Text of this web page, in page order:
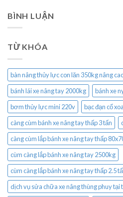
BÌNH LUẬN
TỪ KHÓA
bàn nâng thủy lực con lăn 350kg nâng
bánh lái xe nâng tay 2000kg
bánh xe
bơm thủy lực mini 220v
bạc đạn cổ
càng cùm bánh xe nâng tay thấp 3 tấn
càng cùm lắp bánh xe nâng tay thấp
cùm càng lắp bánh xe nâng tay 2500kg
cùm càng lắp bánh xe nâng tay thấp 2.5
dịch vụ sửa chữa xe nâng thùng phuy tại